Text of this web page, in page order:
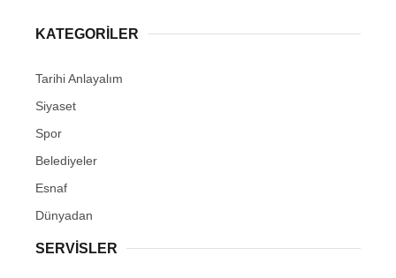
KATEGORİLER
Tarihi Anlayalım
Siyaset
Spor
Belediyeler
Esnaf
Dünyadan
SERVİSLER